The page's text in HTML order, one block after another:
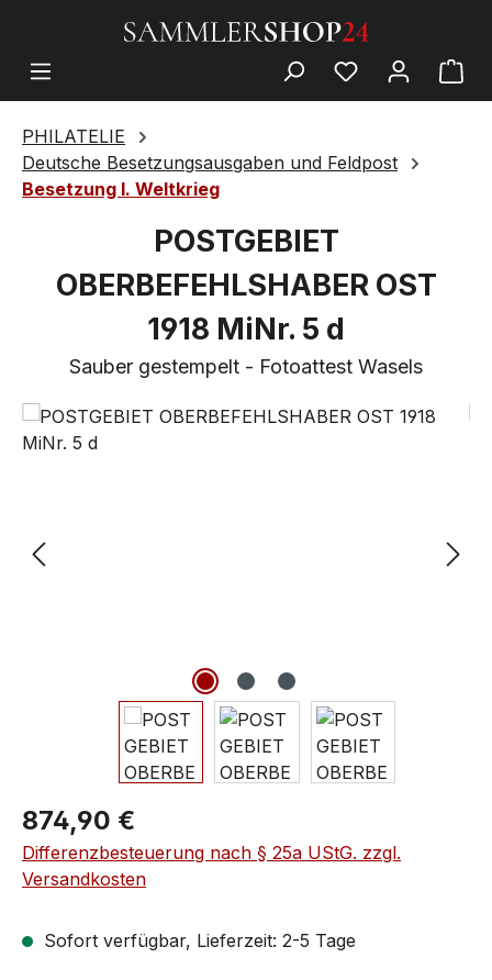
PHILATELIE
Deutsche Besetzungsausgaben und Feldpost
Besetzung I. Weltkrieg
POSTGEBIET
OBERBEFEHLSHABER OST
1918 MiNr. 5 d
Sauber gestempelt - Fotoattest Wasels
874,90 €
Differenzbesteuerung nach § 25a UStG. zzgl.
Versandkosten
Sofort verfügbar, Lieferzeit: 2-5 Tage